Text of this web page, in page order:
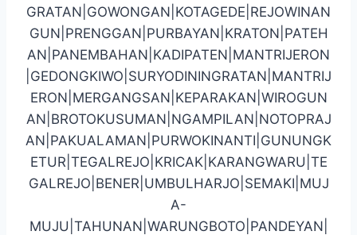
GRATAN|GOWONGAN|KOTAGEDE|REJOWINAN
GUN|PRENGGAN|PURBAYAN|KRATON|PATEH
AN|PANEMBAHAN|KADIPATEN|MANTRIJERON
|GEDONGKIWO|SURYODININGRATAN|MANTRIJ
ERON|MERGANGSAN|KEPARAKAN|WIROGUN
AN|BROTOKUSUMAN|NGAMPILAN|NOTOPRAJ
AN|PAKUALAMAN|PURWOKINANTI|GUNUNGK
ETUR|TEGALREJO|KRICAK|KARANGWARU|TE
GALREJO|BENER|UMBULHARJO|SEMAKI|MUJ
A-
MUJU|TAHUNAN|WARUNGBOTO|PANDEYAN|